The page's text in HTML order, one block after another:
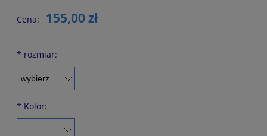
Cena: 155,00 zł
* rozmiar:
* Kolor: